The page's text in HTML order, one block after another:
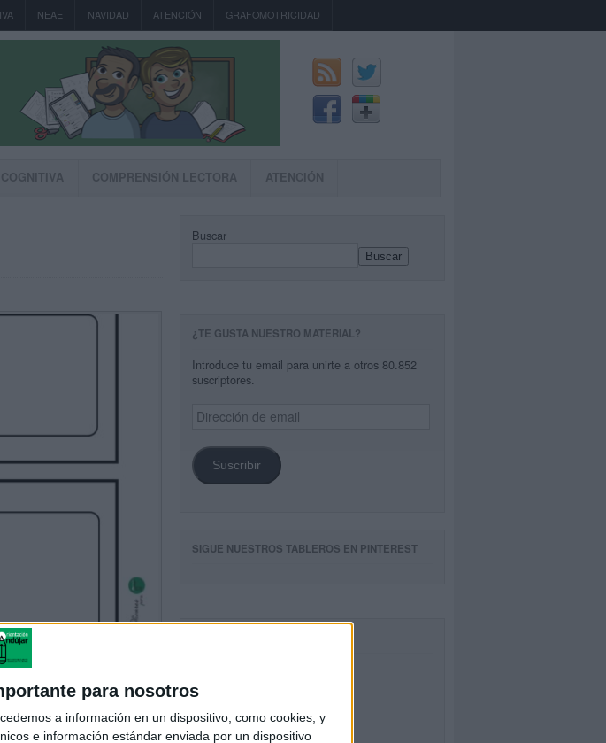
para nosotros
a información en un dispositivo, como cookies, y
e información estándar enviada por un dispositivo
NEAE NAVIDAD ATENCIÓN GRAFOMOTRICIDAD
COMPRENSIÓN LECTORA ATENCIÓN
Buscar
Buscar
¿TE GUSTA NUESTRO MATERIAL?
Introduce tu email para unirte a otros 80.852
suscriptores.
Dirección
de
Suscribir
SIGUE NUESTROS TABLEROS EN PINTEREST